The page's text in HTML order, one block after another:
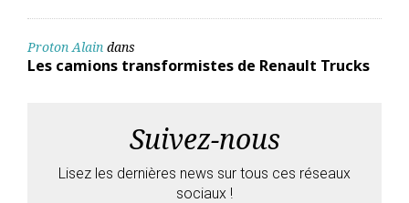
Proton Alain dans
Les camions transformistes de Renault Trucks
Suivez-nous
Lisez les dernières news sur tous ces réseaux
sociaux !